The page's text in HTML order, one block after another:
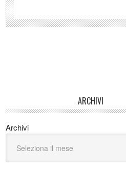
ARCHIVI
Archivi